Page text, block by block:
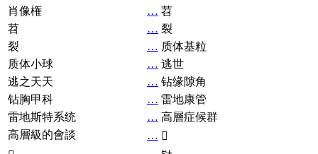
肖像権
… 苕
苕
… 裂
裂
… 质体基粒
质体小球
… 逃世
逃之天天
… 钻缘隙角
钻胸甲科
… 雷地康管
雷地斯特系统
… 高層症候群
高層級的會談
… 𧘞